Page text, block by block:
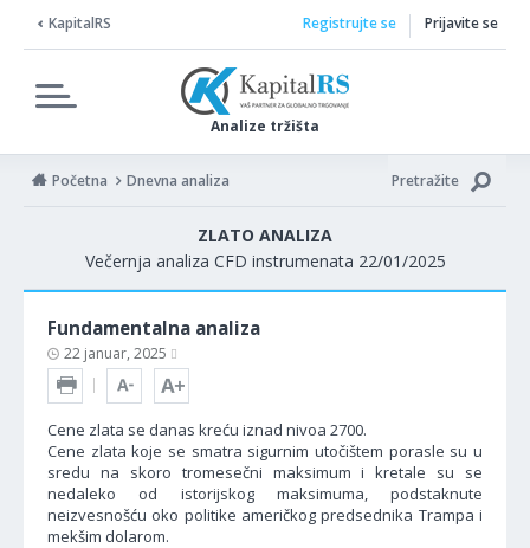
KapitalRS
Analize tržišta
Registrujte se Prijavite se
Početna Dnevna analiza Pretražite
ZLATO ANALIZA
Večernja analiza CFD instrumenata 22/01/2025
Fundamentalna analiza
22 januar, 2025
Cene zlata se danas kreću iznad nivoa 2700.
Cene zlata koje se smatra sigurnim utočištem porasle su u
sredu na skoro tromesečni maksimum i kretale su se
nedaleko od istorijskog maksimuma, podstaknute
neizvesnošću oko politike američkog predsednika Trampa i
mekšim dolarom.